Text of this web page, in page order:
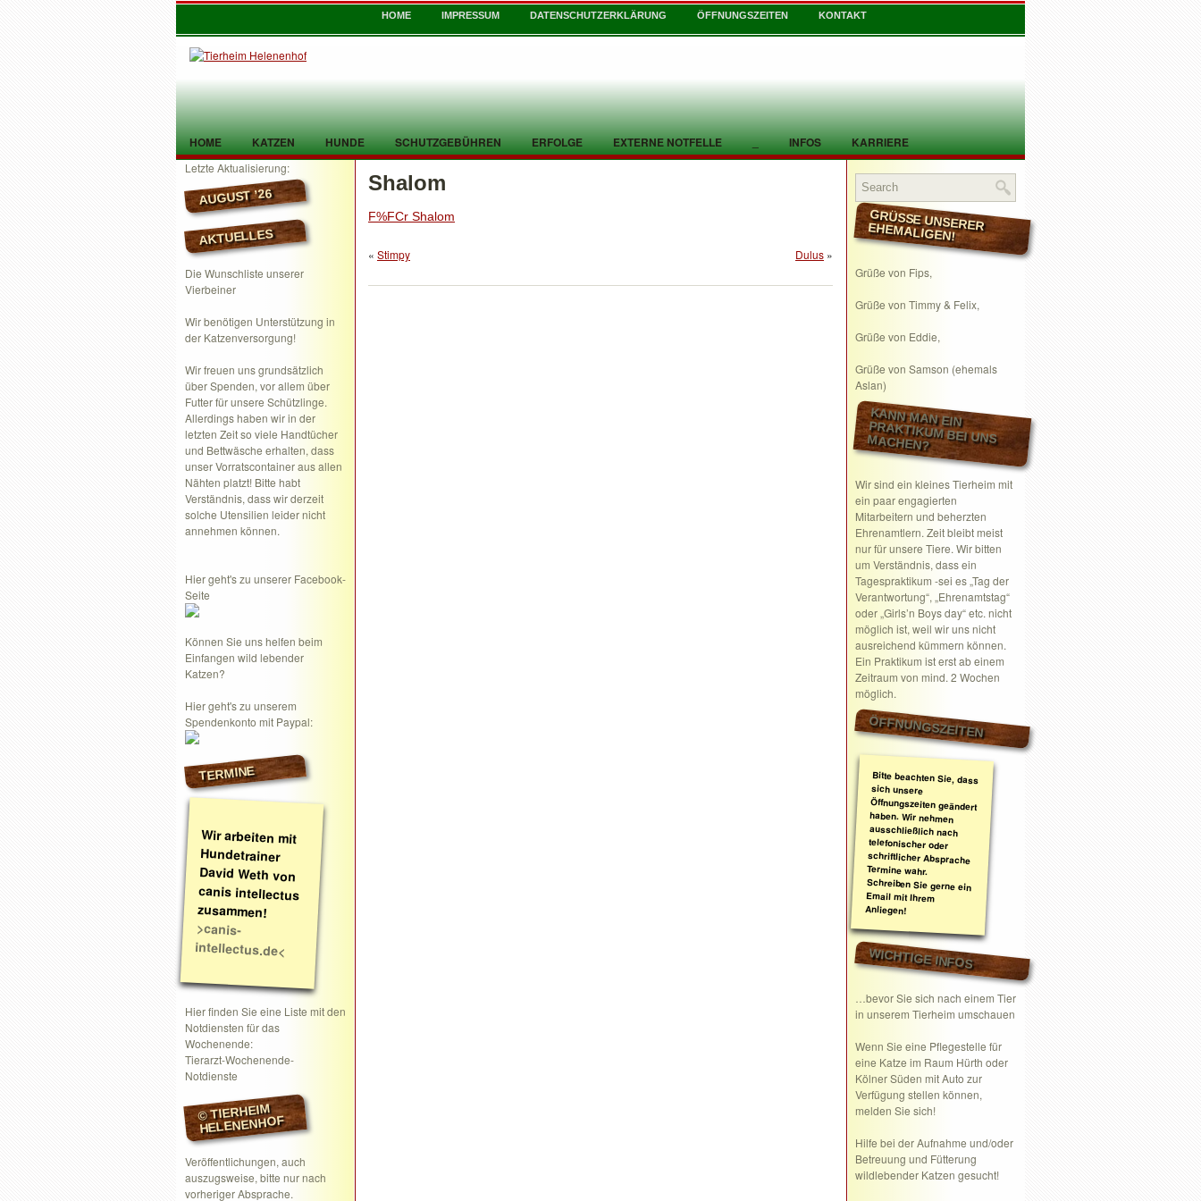
HOME IMPRESSUM DATENSCHUTZERKLÄRUNG ÖFFNUNGSZEITEN KONTAKT
HOME KATZEN HUNDE SCHUTZGEBÜHREN ERFOLGE EXTERNE NOTFELLE _ INFOS KARRIERE
TIER GEFUNDEN KONTAKT
Letzte Aktualisierung:
AUGUST ’26
AKTUELLES
Die Wunschliste unserer
Vierbeiner
Wir benötigen Unterstützung in
der Katzenversorgung!
Wir freuen uns grundsätzlich
über Spenden, vor allem über
Futter für unsere Schützlinge.
Allerdings haben wir in der
letzten Zeit so viele Handtücher
und Bettwäsche erhalten, dass
unser Vorratscontainer aus allen
Nähten platzt! Bitte habt
Verständnis, dass wir derzeit
solche Utensilien leider nicht
annehmen können.
Hier geht's zu unserer Facebook-
Seite
Können Sie uns helfen beim
Einfangen wild lebender
Katzen?
Hier geht's zu unserem
Spendenkonto mit Paypal:
TERMINE
Wir arbeiten mit
Hundetrainer
David Weth von
canis intellectus
zusammen!
>canis-
intellectus.de<
Hier finden Sie eine Liste mit den
Notdiensten für das
Wochenende:
Tierarzt-Wochenende-
Notdienste
© TIERHEIM
HELENENHOF
Veröffentlichungen, auch
auszugsweise, bitte nur nach
vorheriger Absprache.
Shalom
F%FCr Shalom
« Stimpy Dulus »
GRÜSSE UNSERER EHEMALIGEN!
Grüße von Fips,
Grüße von Timmy & Felix,
Grüße von Eddie,
Grüße von Samson (ehemals
Aslan)
KANN MAN EIN
PRAKTIKUM BEI UNS MACHEN?
Wir sind ein kleines Tierheim mit
ein paar engagierten
Mitarbeitern und beherzten
Ehrenamtlern. Zeit bleibt meist
nur für unsere Tiere. Wir bitten
um Verständnis, dass ein
Tagespraktikum -sei es „Tag der
Verantwortung“, „Ehrenamtstag“
oder „Girls’n Boys day“ etc. nicht
möglich ist, weil wir uns nicht
ausreichend kümmern können.
Ein Praktikum ist erst ab einem
Zeitraum von mind. 2 Wochen
möglich.
ÖFFNUNGSZEITEN
Bitte beachten Sie, dass
sich unsere
Öffnungszeiten geändert
haben. Wir nehmen
ausschließlich nach
telefonischer oder
schriftlicher Absprache
Termine wahr.
Schreiben Sie gerne ein
Email mit Ihrem
Anliegen!
WICHTIGE INFOS
…bevor Sie sich nach einem Tier
in unserem Tierheim umschauen
Wenn Sie eine Pflegestelle für
eine Katze im Raum Hürth oder
Kölner Süden mit Auto zur
Verfügung stellen können,
melden Sie sich!
Hilfe bei der Aufnahme und/oder
Betreuung und Fütterung
wildlebender Katzen gesucht!